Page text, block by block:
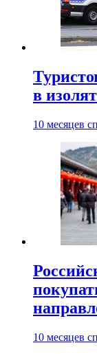
в
10 месяцев
10 месяцев